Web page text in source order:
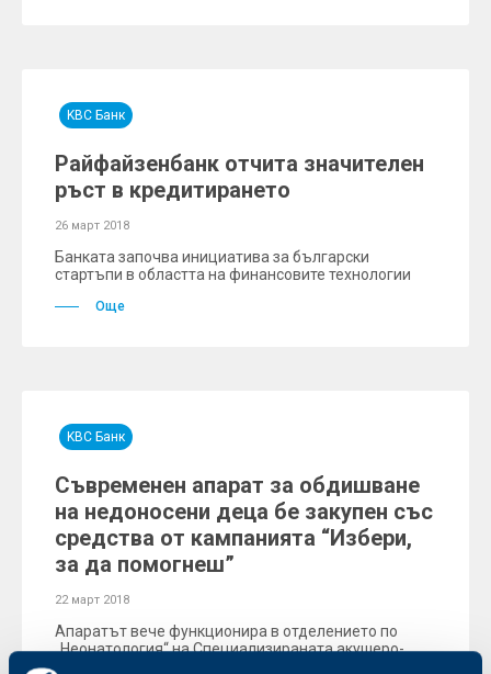
KBC Банк
Райфайзенбанк отчита значителен
ръст в кредитирането
26 март 2018
Банката започва инициатива за български
стартъпи в областта на финансовите технологии
Още
KBC Банк
Съвременен апарат за обдишване
на недоносени деца бе закупен със
средства от кампанията “Избери,
за да помогнеш”
22 март 2018
Апаратът вече функционира в отделението по
„Неонатология“ на Специализираната акушеро-